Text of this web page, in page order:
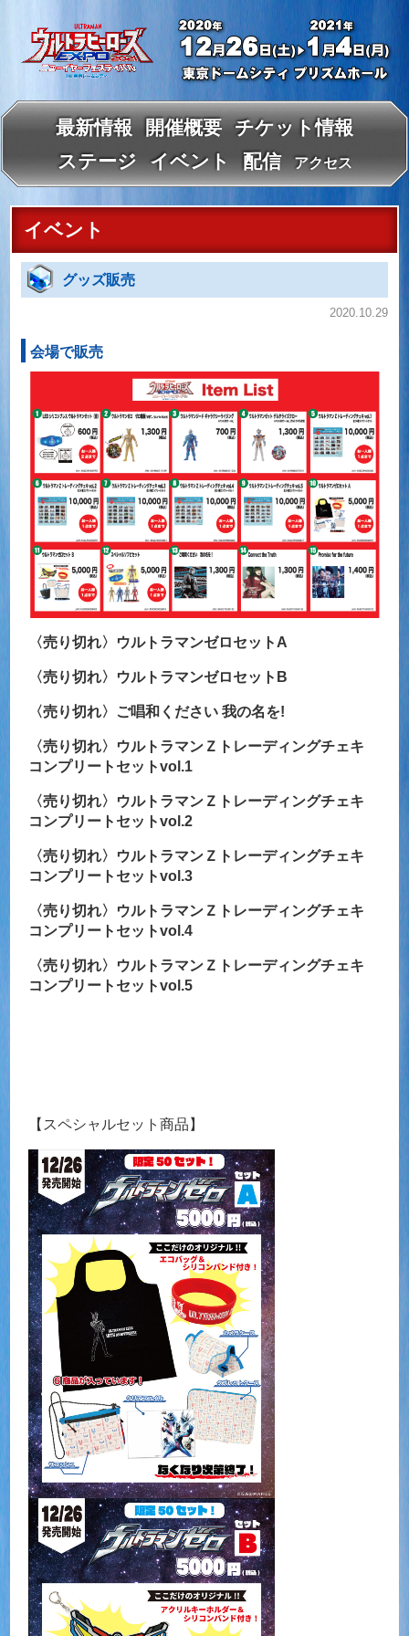
最新情報 開催概要
チケット情報
ステージ
イベント 配信 アクセス
イベント
グッズ販売
2020.10.29
会場で販売
〈売り切れ〉ウルトラマンゼロセットA
〈売り切れ〉ウルトラマンゼロセットB
〈売り切れ〉ご唱和ください 我の名を!
〈売り切れ〉ウルトラマンＺトレーディングチェキ
コンプリートセットvol.1
〈売り切れ〉ウルトラマンＺトレーディングチェキ
コンプリートセットvol.2
〈売り切れ〉ウルトラマンＺトレーディングチェキ
コンプリートセットvol.3
〈売り切れ〉ウルトラマンＺトレーディングチェキ
コンプリートセットvol.4
〈売り切れ〉ウルトラマンＺトレーディングチェキ
コンプリートセットvol.5
【スペシャルセット商品】